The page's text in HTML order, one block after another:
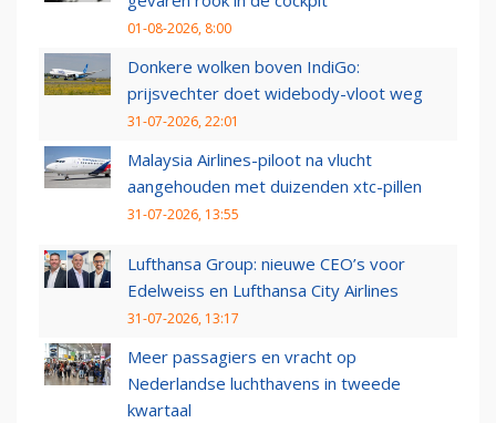
01-08-2026, 8:00
Donkere wolken boven IndiGo:
prijsvechter doet widebody-vloot weg
31-07-2026, 22:01
Malaysia Airlines-piloot na vlucht
aangehouden met duizenden xtc-pillen
31-07-2026, 13:55
Lufthansa Group: nieuwe CEO’s voor
Edelweiss en Lufthansa City Airlines
31-07-2026, 13:17
Meer passagiers en vracht op
Nederlandse luchthavens in tweede
kwartaal